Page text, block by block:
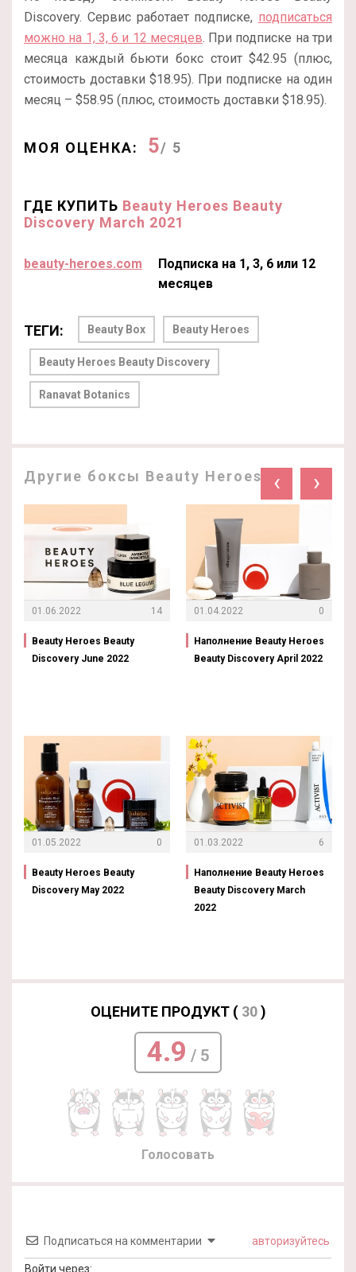
Discovery. Сервис работает подписке, подписаться
можно на 1, 3, 6 и 12 месяцев. При подписке на три
месяца каждый бьюти бокс стоит $42.95 (плюс,
стоимость доставки $18.95). При подписке на один
месяц – $58.95 (плюс, стоимость доставки $18.95).
МОЯ ОЦЕНКА: 5/ 5
ГДЕ КУПИТЬ Beauty Heroes Beauty
Discovery March 2021
beauty-heroes.com
Подписка на 1, 3, 6 или 12
месяцев
ТЕГИ: Beauty Box Beauty Heroes
Beauty Heroes Beauty Discovery
Ranavat Botanics
Другие боксы Beauty Heroes: ‹ ›
01.06.2022 14
Beauty Heroes Beauty
Discovery June 2022
01.05.2022 0
Beauty Heroes Beauty
Discovery May 2022
01.04.2022 0
Наполнение Beauty Heroes
Beauty Discovery April 2022
01.03.2022 6
Наполнение Beauty Heroes
Beauty Discovery March
2022
ОЦЕНИТЕ ПРОДУКТ ( 30)
4.9 / 5
Голосовать
Подписаться на комментарии авторизуйтесь
Войти через: